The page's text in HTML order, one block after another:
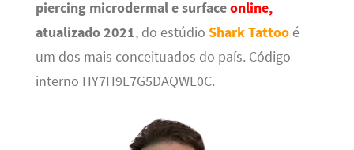
piercing microdermal e surfaceonline,
atualizado 2021, do estúdio Shark Tattooé
um dos mais conceituados do país. Código
interno HY7H9L7G5DAQWL0C.